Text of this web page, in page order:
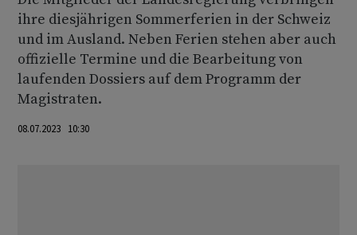
ihre diesjährigen Sommerferien in der Schweiz
und im Ausland. Neben Ferien stehen aber auch
offizielle Termine und die Bearbeitung von
laufenden Dossiers auf dem Programm der
Magistraten.
08.07.2023 10:30